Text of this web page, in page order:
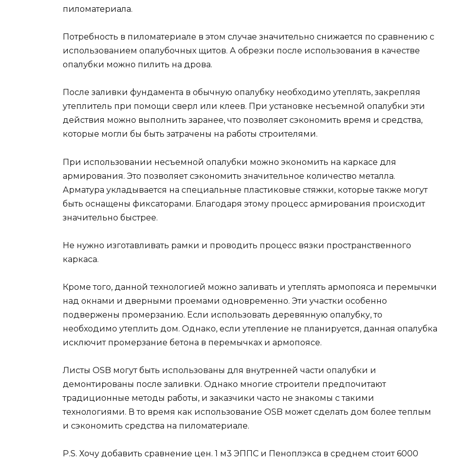
пиломатериала.
Потребность в пиломатериале в этом случае значительно снижается по сравнению с
использованием опалубочных щитов. А обрезки после использования в качестве
опалубки можно пилить на дрова.
После заливки фундамента в обычную опалубку необходимо утеплять, закрепляя
утеплитель при помощи сверл или клеев. При установке несъемной опалубки эти
действия можно выполнить заранее, что позволяет сэкономить время и средства,
которые могли бы быть затрачены на работы строителями.
При использовании несъемной опалубки можно экономить на каркасе для
армирования. Это позволяет сэкономить значительное количество металла.
Арматура укладывается на специальные пластиковые стяжки, которые также могут
быть оснащены фиксаторами. Благодаря этому процесс армирования происходит
значительно быстрее.
Не нужно изготавливать рамки и проводить процесс вязки пространственного
каркаса.
Кроме того, данной технологией можно заливать и утеплять армопояса и перемычки
над окнами и дверными проемами одновременно. Эти участки особенно
подвержены промерзанию. Если использовать деревянную опалубку, то
необходимо утеплить дом. Однако, если утепление не планируется, данная опалубка
исключит промерзание бетона в перемычках и армопоясе.
Листы OSB могут быть использованы для внутренней части опалубки и
демонтированы после заливки. Однако многие строители предпочитают
традиционные методы работы, и заказчики часто не знакомы с такими
технологиями. В то время как использование OSB может сделать дом более теплым
и сэкономить средства на пиломатериале.
P.S. Хочу добавить сравнение цен. 1 м3 ЭППС и Пеноплэкса в среднем стоит 6000